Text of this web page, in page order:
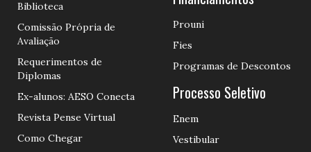
Biblioteca
Comissão Própria de
Avaliação
Requerimentos de
Diplomas
Ex-alunos: AESO Conecta
Revista Pense Virtual
Como Chegar
Prouni
Fies
Programas de Descontos
Processo Seletivo
Enem
Vestibular